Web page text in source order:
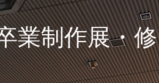
制作展・